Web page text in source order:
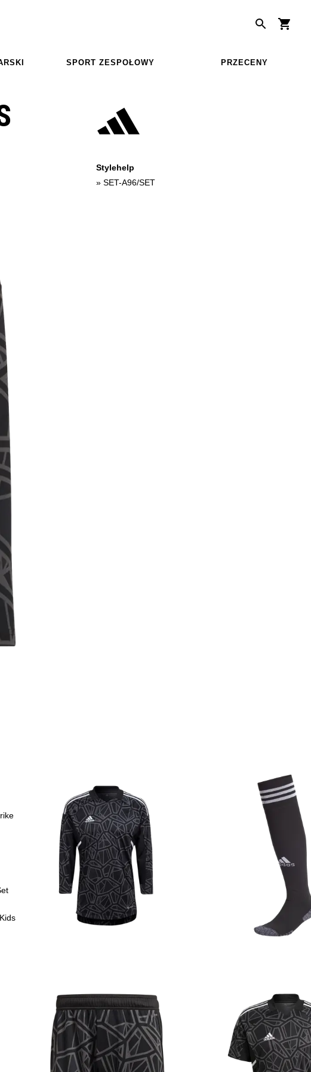
SPORT ZESPOŁOWY PRZECENY
Stylehelp
» SET-A96/SET